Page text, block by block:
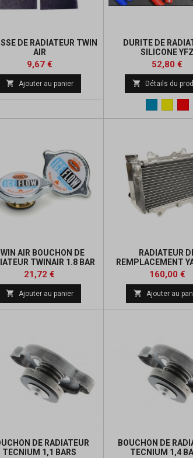
DE RADIATEUR TWIN
AIR
Prix
9,67 €Prix
base
 Ajouter au panier
DURITE DE
SILICONE YFZ
Prix
52,80 €
 Détails du
AIR BOUCHON DE
TWINAIR 1.8 BAR
Prix
21,72 €
base
 Ajouter au panier
RADIATEUR
REMPLACEMENT
YFZ 450
Prix
160,00 €Prix
 Ajouter au
DE RADIATEUR
TECNIUM 1,1 BARS
BOUCHON DE
TECNIUM 1,4